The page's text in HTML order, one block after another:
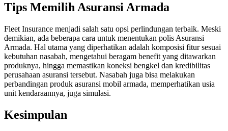
Tips Memilih Asuransi Armada
Fleet Insurance menjadi salah satu opsi perlindungan terbaik. Meski
demikian, ada beberapa cara untuk menentukan polis Asuransi
Armada. Hal utama yang diperhatikan adalah komposisi fitur sesuai
kebutuhan nasabah, mengetahui beragam benefit yang ditawarkan
produknya, hingga memastikan koneksi bengkel dan kredibilitas
perusahaan asuransi tersebut. Nasabah juga bisa melakukan
perbandingan produk asuransi mobil armada, memperhatikan usia
unit kendaraannya, juga simulasi.
Kesimpulan